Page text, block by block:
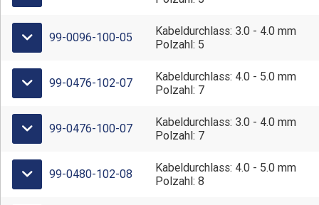
99-0096-100-05
Kabeldurchlass: 3.0 - 4.0 mm
Polzahl: 5
99-0476-102-07
Kabeldurchlass: 4.0 - 5.0 mm
Polzahl: 7
99-0476-100-07
Kabeldurchlass: 3.0 - 4.0 mm
Polzahl: 7
99-0480-102-08
Kabeldurchlass: 4.0 - 5.0 mm
Polzahl: 8